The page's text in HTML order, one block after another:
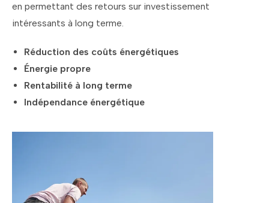
en permettant des retours sur investissement
intéressants à long terme.
Réduction des coûts énergétiques
Énergie propre
Rentabilité à long terme
Indépendance énergétique